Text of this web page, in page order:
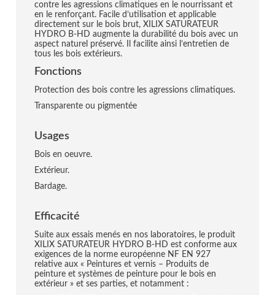
contre les agressions climatiques en le nourrissant et
en le renforçant. Facile d’utilisation et applicable
directement sur le bois brut, XILIX SATURATEUR
HYDRO B-HD augmente la durabilité du bois avec un
aspect naturel préservé. Il facilite ainsi l’entretien de
tous les bois extérieurs.
Fonctions
Protection des bois contre les agressions climatiques.
Transparente ou pigmentée
Usages
Bois en oeuvre.
Extérieur.
Bardage.
Efficacité
Suite aux essais menés en nos laboratoires, le produit
XILIX SATURATEUR HYDRO B-HD est conforme aux
exigences de la norme européenne NF EN 927
relative aux « Peintures et vernis – Produits de
peinture et systèmes de peinture pour le bois en
extérieur » et ses parties, et notamment :